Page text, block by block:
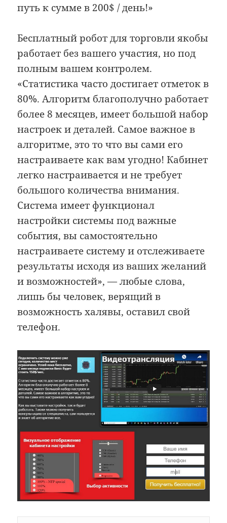
путь к сумме в 200$ / день!»
Бесплатный робот для торговли якобы
работает без вашего участия, но под
полным вашем контролем.
«Статистика часто достигает отметок в
80%. Алгоритм благополучно работает
более 8 месяцев, имеет большой набор
настроек и деталей. Самое важное в
алгоритме, это то что вы сами его
настраиваете как вам угодно! Кабинет
легко настраивается и не требует
большого количества внимания.
Система имеет функционал
настройки системы под важные
события, вы самостоятельно
настраиваете систему и отслеживаете
результаты исходя из ваших желаний
и возможностей», — любые слова,
лишь бы человек, верящий в
возможность халявы, оставил свой
телефон.